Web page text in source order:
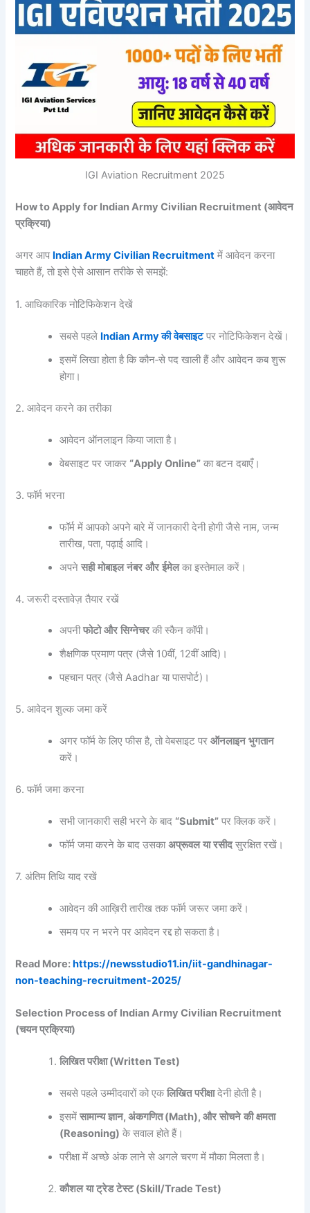
IGI Aviation Recruitment 2025
How to Apply for Indian Army Civilian Recruitment (आवेदन
प्रक्रिया)
अगर आप Indian Army Civilian Recruitment में आवेदन करना
चाहते हैं, तो इसे ऐसे आसान तरीके से समझें:
1. आधिकारिक नोटिफिकेशन देखें
सबसे पहले Indian Armyकी वेबसाइटपर नोटिफिकेशन देखें।
इसमें लिखा होता है कि कौन‑से पद खाली हैं और आवेदन कब शुरू
होगा।
2. आवेदन करने का तरीका
आवेदन ऑनलाइन किया जाता है।
वेबसाइट पर जाकर “Apply Online” का बटन दबाएँ।
3. फॉर्म भरना
फॉर्म में आपको अपने बारे में जानकारी देनी होगी जैसे नाम, जन्म
तारीख, पता, पढ़ाई आदि।
अपनेसही मोबाइल नंबर और ईमेलका इस्तेमाल करें।
4. जरूरी दस्तावेज़ तैयार रखें
अपनीफोटो और सिग्नेचरकी स्कैन कॉपी।
शैक्षणिक प्रमाण पत्र (जैसे 10वीं, 12वीं आदि)।
पहचान पत्र (जैसे Aadhar या पासपोर्ट)।
5. आवेदन शुल्क जमा करें
अगर फॉर्म के लिए फीस है, तो वेबसाइट परऑनलाइन भुगतान
करें।
6. फॉर्म जमा करना
सभी जानकारी सही भरने के बाद “Submit” पर क्लिक करें।
फॉर्म जमा करने के बाद उसकाअप्रूवल या रसीदसुरक्षित रखें।
7. अंतिम तिथि याद रखें
आवेदन की आख़िरी तारीख तक फॉर्म जरूर जमा करें।
समय पर न भरने पर आवेदन रद्द हो सकता है।
Read More:https://newsstudio11.in/iit-gandhinagar-
non-teaching-recruitment-2025/
Selection Process of Indian Army Civilian Recruitment
(चयन प्रक्रिया)
लिखित परीक्षा(Written Test)
सबसे पहले उम्मीदवारों को एकलिखित परीक्षादेनी होती है।
इसमेंसामान्य ज्ञान,अंकगणित(Math),और सोचने की क्षमता
(Reasoning) के सवाल होते हैं।
परीक्षा में अच्छे अंक लाने से अगले चरण में मौका मिलता है।
कौशल या ट्रेड टेस्ट(Skill/Trade Test)